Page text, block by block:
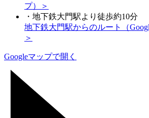
プ）＞
・地下鉄大門駅より徒歩約10分
地下鉄大門駅からのルート（
＞
Googleマップで開く